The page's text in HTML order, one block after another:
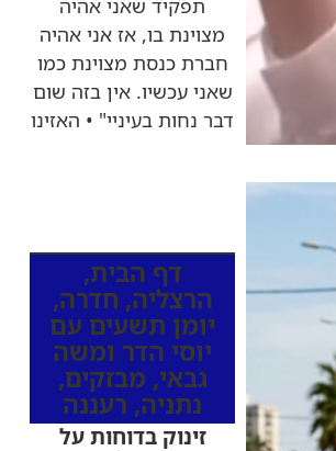
מצוינת בו, אז אני אהיה
חברת כנסת מצוינת כמו
שאני עכשיו. אין בזה שום
דבר נחות בעיניי" • האזינו
דף הבית,
הרצליה, חדרה,
יומן תשעים עם
יוסי הדר ומשה
גבאי, מבזקים,
נתניה, רעננה
זינוק בדוחות על